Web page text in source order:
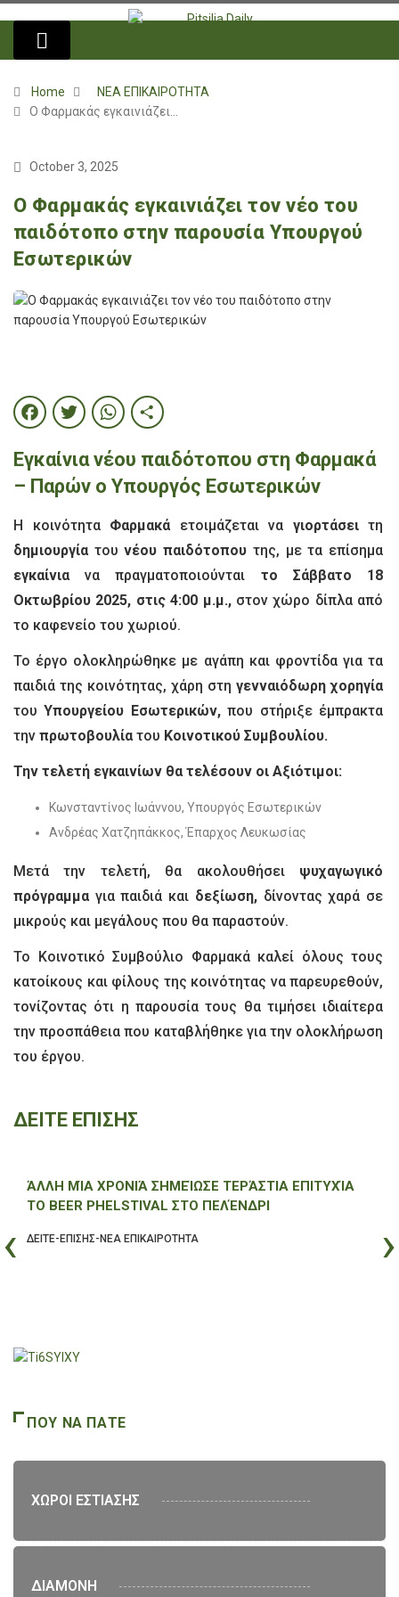
Home
ΝΕΑ ΕΠΙΚΑΙΡΟΤΗΤΑ
Ο Φαρμακάς εγκαινιάζει…
October 3, 2025
Ο Φαρμακάς εγκαινιάζει τον νέο του
παιδότοπο στην παρουσία Υπουργού
Εσωτερικών
Facebook
Twitter
WhatsApp
Share
Εγκαίνια νέου παιδότοπου στη Φαρμακά
– Παρών ο Υπουργός Εσωτερικών
Η κοινότητα Φαρμακάετοιμάζεται να γιορτάσειτη
δημιουργίατουνέου παιδότοπου της, με τα επίσημα
εγκαίνιανα πραγματοποιούνται το Σάββατο 18
Οκτωβρίου 2025, στις 4:00 μ.μ.,στον χώρο δίπλα από
το καφενείο του χωριού.
Το έργο ολοκληρώθηκε με αγάπη και φροντίδα για τα
παιδιά της κοινότητας, χάρη στηγενναιόδωρη χορηγία
τουΥπουργείου Εσωτερικών,που στήριξε έμπρακτα
την πρωτοβουλίατου Κοινοτικού Συμβουλίου.
Την τελετή εγκαινίων θα τελέσουν οι Αξιότιμοι:
Κωνσταντίνος Ιωάννου, Υπουργός Εσωτερικών
Ανδρέας Χατζηπάκκος, Έπαρχος Λευκωσίας
Μετά την τελετή, θα ακολουθήσει ψυχαγωγικό
πρόγραμμαγια παιδιά και δεξίωση,δίνοντας χαρά σε
μικρούς και μεγάλους που θα παραστούν.
Το Κοινοτικό Συμβούλιο Φαρμακά καλεί όλους τους
κατοίκους και φίλους της κοινότητας να παρευρεθούν,
τονίζοντας ότι η παρουσία τους θα τιμήσει ιδιαίτερα
την προσπάθεια που καταβλήθηκε για την ολοκλήρωση
του έργου.
ΔΕΙΤΕ ΕΠΙΣΗΣ
ΆΛΛΗ ΜΊΑ ΧΡΟΝΙΆ ΣΗΜΕΊΩΣΕ ΤΕΡΆΣΤΙΑ ΕΠΙΤΥΧΊΑ
ΤΟ BEER PHELSTIVAL ΣΤΟ ΠΕΛΈΝΔΡΙ
ΔΕΙΤΕ-ΕΠΙΣΗΣ-ΝΕΑ ΕΠΙΚΑΙΡΟΤΗΤΑ
‹ ›
ΠΟΥ ΝΑ ΠΑΤΕ
ΧΩΡΟΙ ΕΣΤΙΑΣΗΣ
ΔΙΑΜΟΝΗ